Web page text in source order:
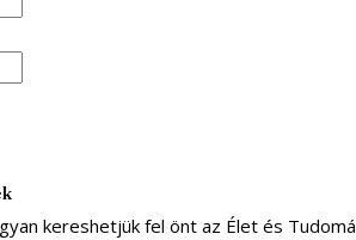
kereshetjük fel önt az Élet és